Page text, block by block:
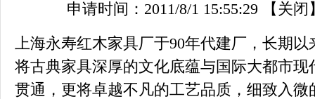
申请时间：2011/8/1 15:55:29 【关闭
上海永寿红木家具厂于90年代建厂，长期
将古典家具深厚的文化底蕴与国际大都市
贯通，更将卓越不凡的工艺品质，细致入